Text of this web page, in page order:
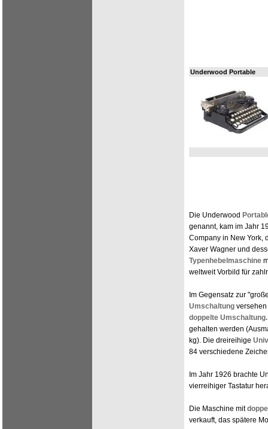
Underwood Portable
Die Underwood
genannt, kam im Jahr
Company in New York,
Xaver Wagner und
Typenhebelmaschine
weltweit Vorbild für
Im Gegensatz zur
Umschaltung
doppelte Umschaltung.
gehalten werden
kg). Die dreireihige
84 verschiedene
Im Jahr 1926 brachte
vierreihiger Tastatur
Die Maschine mit
verkauft, das spätere